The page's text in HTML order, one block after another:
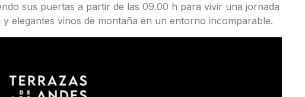
sus puertas a partir de las 09.00 h para vivir una jornada
elegantes vinos de montaña en un entorno incomparable.